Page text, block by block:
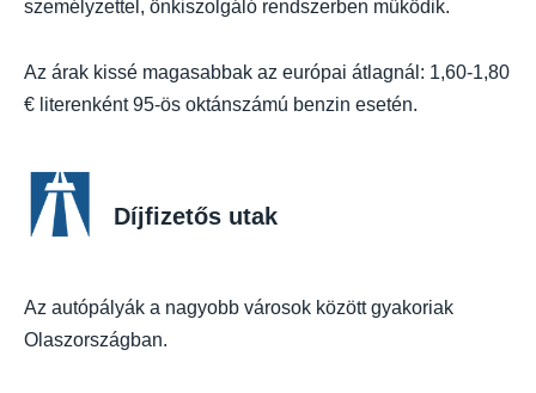
személyzettel, önkiszolgáló rendszerben működik.
Az árak kissé magasabbak az európai átlagnál: 1,60-1,80
€ literenként 95-ös oktánszámú benzin esetén.
Díjfizetős utak
Az autópályák a nagyobb városok között gyakoriak
Olaszországban.